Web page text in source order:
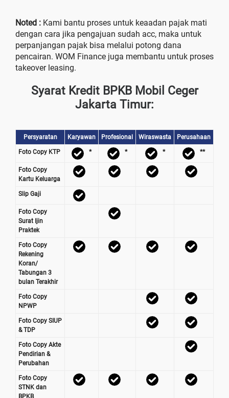
Noted : Kami bantu proses untuk keaadan pajak mati
dengan cara jika pengajuan sudah acc, maka untuk
perpanjangan pajak bisa melalui potong dana
pencairan. WOM Finance juga membantu untuk proses
takeover leasing.
Syarat Kredit BPKB Mobil Ceger
Jakarta Timur:
Persyaratan Karyawan Profesional Wiraswasta Perusahaan
Foto Copy KTP * * * **
Foto Copy
Kartu Keluarga
Slip Gaji
Foto Copy
Surat Ijin
Praktek
Foto Copy
Rekening
Koran/
Tabungan 3
bulan Terakhir
Foto Copy
NPWP
Foto Copy SIUP
& TDP
Foto Copy Akte
Pendirian &
Perubahan
Foto Copy
STNK dan
BPKB